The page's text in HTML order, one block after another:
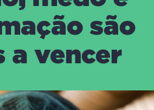
são
a vencer